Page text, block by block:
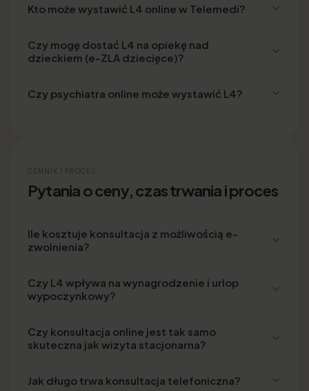
Kto może wystawić L4 online w Telemedi?
Czy mogę dostać L4 na opiekę nad
dzieckiem (e-ZLA dziecięce)?
Czy psychiatra online może wystawić L4?
CENNIK I PROCES
Pytania o ceny, czas trwania i proces
Ile kosztuje konsultacja z możliwością e-
zwolnienia?
Czy L4 wpływa na wynagrodzenie i urlop
wypoczynkowy?
Czy konsultacja online jest tak samo
skuteczna jak wizyta stacjonarna?
Jak długo trwa konsultacja telefoniczna?